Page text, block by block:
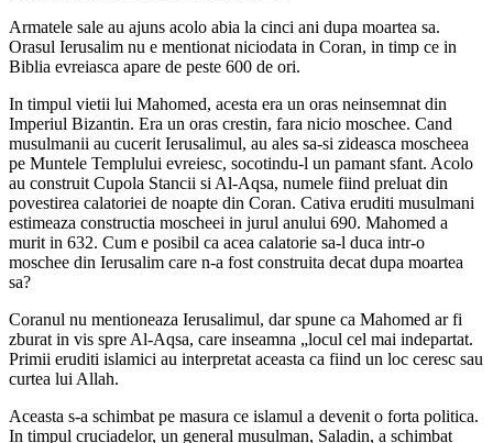
Armatele sale au ajuns acolo abia la cinci ani dupa moartea sa.
Orasul Ierusalim nu e mentionat niciodata in Coran, in timp ce in
Biblia evreiasca apare de peste 600 de ori.
In timpul vietii lui Mahomed, acesta era un oras neinsemnat din
Imperiul Bizantin. Era un oras crestin, fara nicio moschee. Cand
musulmanii au cucerit Ierusalimul, au ales sa-si zideasca moscheea
pe Muntele Templului evreiesc, socotindu-l un pamant sfant. Acolo
au construit Cupola Stancii si Al-Aqsa, numele fiind preluat din
povestirea calatoriei de noapte din Coran. Cativa eruditi musulmani
estimeaza constructia moscheei in jurul anului 690. Mahomed a
murit in 632. Cum e posibil ca acea calatorie sa-l duca intr-o
moschee din Ierusalim care n-a fost construita decat dupa moartea
sa?
Coranul nu mentioneaza Ierusalimul, dar spune ca Mahomed ar fi
zburat in vis spre Al-Aqsa, care inseamna „locul cel mai indepartat.
Primii eruditi islamici au interpretat aceasta ca fiind un loc ceresc sau
curtea lui Allah.
Aceasta s-a schimbat pe masura ce islamul a devenit o forta politica.
In timpul cruciadelor, un general musulman, Saladin, a schimbat